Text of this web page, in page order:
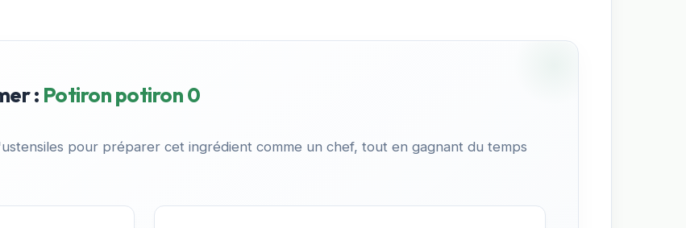
: Potiron potiron 0
pour préparer cet ingrédient comme un chef, tout en gagnant du temps